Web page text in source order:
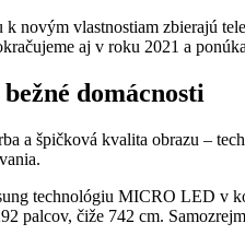
novým vlastnostiam zbierajú
aj v roku 2021 a
domácnosti
a špičková kvalita obrazu –
technológiu MICRO LED v
palcov, čiže 742 cm.